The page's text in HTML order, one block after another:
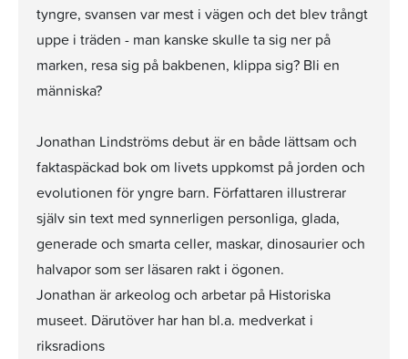
tyngre, svansen var mest i vägen och det blev trångt
uppe i träden - man kanske skulle ta sig ner på
marken, resa sig på bakbenen, klippa sig? Bli en
människa?
Jonathan Lindströms debut är en både lättsam och
faktaspäckad bok om livets uppkomst på jorden och
evolutionen för yngre barn. Författaren illustrerar
själv sin text med synnerligen personliga, glada,
generade och smarta celler, maskar, dinosaurier och
halvapor som ser läsaren rakt i ögonen.
Jonathan är arkeolog och arbetar på Historiska
museet. Därutöver har han bl.a. medverkat i
riksradions